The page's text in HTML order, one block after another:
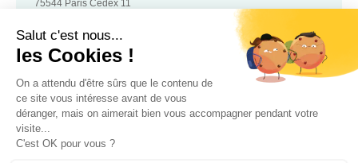
75544 Paris Cedex 11
Contact
Une question, une suggestion ?
N’hésitez pas à nous contacter :
Contacter nous